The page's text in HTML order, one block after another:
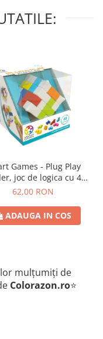
Games - Plug Play
joc de logica cu 48
provocari, 6+ ani, lb
62,00 RON
ADAUGA IN COS
mulțumiți de
Colorazon.ro⭐